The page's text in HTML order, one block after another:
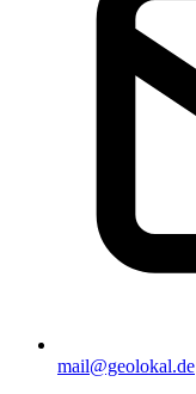
mail@geolokal.de